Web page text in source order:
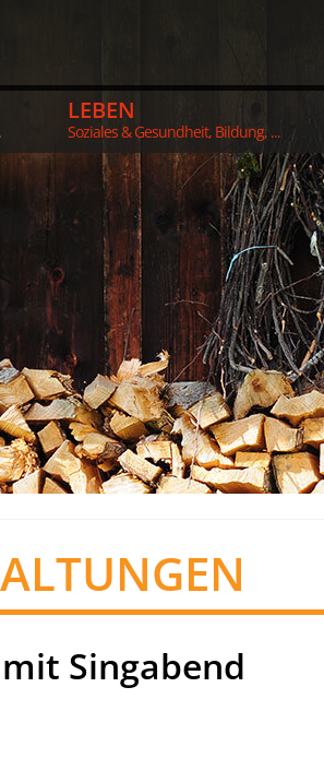
LEBEN
Soziales & Gesundheit, Bildung, ...
Singabend